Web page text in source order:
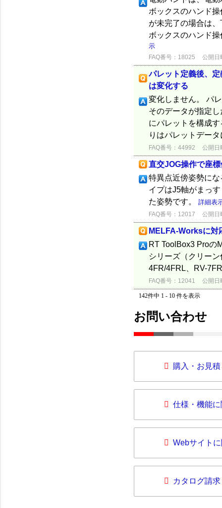
ボックスのハンド
が未完了の場合は
ボックスのハンド
示
FAQ番号：18025 公開日
パレット定義後、
は変化する
変化しません。 パ
そのデータが指定
にパレットを構成
りはパレットデー
FAQ番号：44992 公開日
直交JOG操作で座
特異点近傍姿勢に
イプはJ5軸がまっ
た姿勢です。 詳細表
FAQ番号：12017 公開日
MELFA-Worksに対
RT ToolBox3 Pro
シリーズ（クリー
4FR/4FRL、RV-
FAQ番号：12041 公開日
142件中 1 - 10 件を表示
お問い合わせ
購入・お見
仕様・機能
Webサイト
カタログ請求